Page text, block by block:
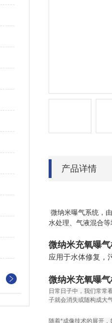
产品详情
微纳米曝气系统，
水处理、气液混合
微纳米充氧曝
应用于水体修复，
微纳米充氧曝
日常日子中，我们常常
子就会消失或随构成大
随着*成像技术的展开